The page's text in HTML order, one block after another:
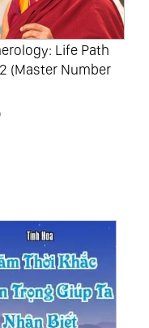
Life Path
(Master Number